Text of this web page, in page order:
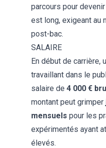
parcours pour
est long, exigeant au
post-bac.
SALAIRE
En début de carrière,
travaillant dans le
salaire de 4 000 €
montant peut grimper
mensuels pour les
expérimentés ayant
élevés.